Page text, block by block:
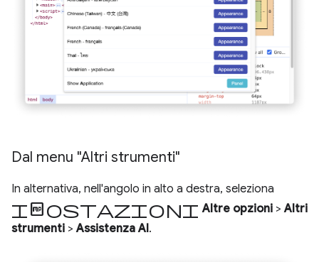
Dal menu "Altri strumenti"
In alternativa, nell'angolo in alto a destra, seleziona
Impostazioni Altre opzioni >Altri
strumenti >Assistenza AI.